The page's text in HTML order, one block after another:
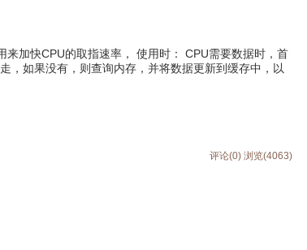
加快CPU的取指速率， 使用时： CPU需要数据时，首
，如果没有，则查询内存，并将数据更新到缓存中，以
评论(0) 浏览(4063)